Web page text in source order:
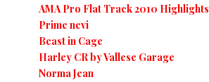
AMA Pro Flat Track 2010 Highlights
Prime nevi
Beast in Cage
Harley CR by Vallese Garage
Norma Jean